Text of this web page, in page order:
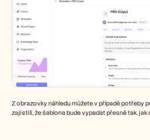
Z obrazovky náhledu můžete v případě potřeby
zajistili, že šablona bude vypadat přesně tak, jak